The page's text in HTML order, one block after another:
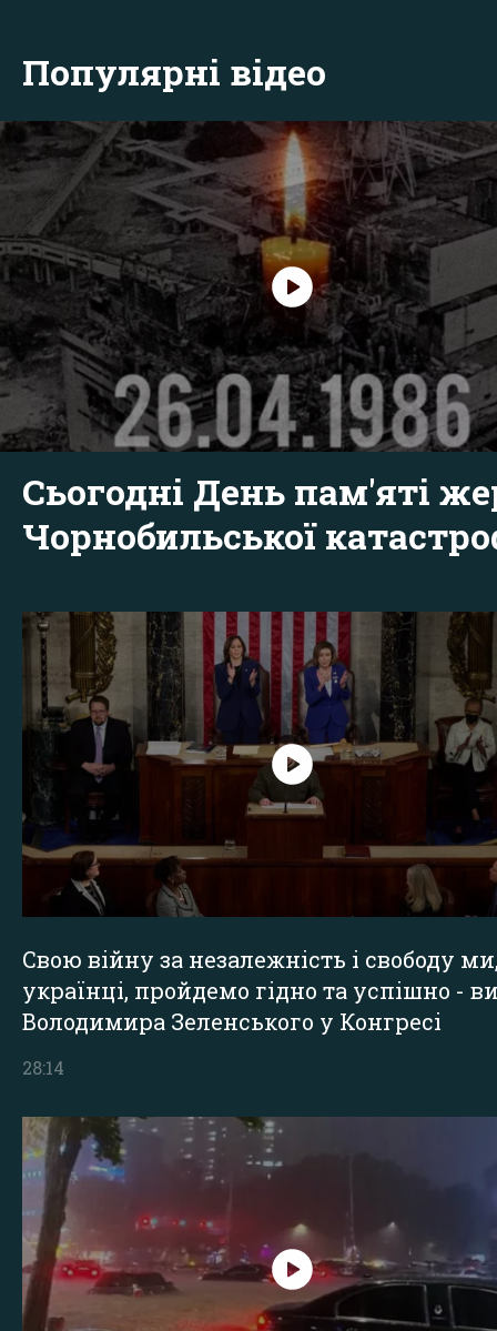
Популярні відео
Сьогодні День пам'яті
Чорнобильської
Свою війну за незалежність і свободу
українці, пройдемо гідно та успішно -
Володимира Зеленського у Конгресі
28:14